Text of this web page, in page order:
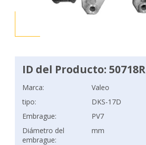
ID del Producto: 50718R
Marca:
Valeo
tipo:
DKS-17D
Embrague:
PV7
Diámetro del
embrague:
mm